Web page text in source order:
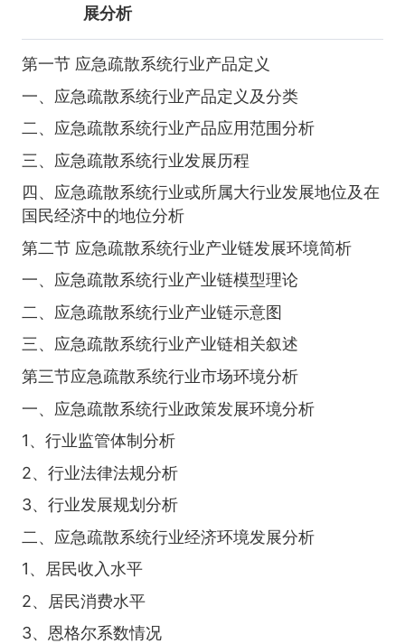
展分析
第一节 应急疏散系统行业产品定义
一、应急疏散系统行业产品定义及分类
二、应急疏散系统行业产品应用范围分析
三、应急疏散系统行业发展历程
四、应急疏散系统行业或所属大行业发展地位及在
国民经济中的地位分析
第二节 应急疏散系统行业产业链发展环境简析
一、应急疏散系统行业产业链模型理论
二、应急疏散系统行业产业链示意图
三、应急疏散系统行业产业链相关叙述
第三节应急疏散系统行业市场环境分析
一、应急疏散系统行业政策发展环境分析
1、行业监管体制分析
2、行业法律法规分析
3、行业发展规划分析
二、应急疏散系统行业经济环境发展分析
1、居民收入水平
2、居民消费水平
3、恩格尔系数情况